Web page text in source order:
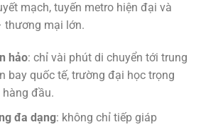
mạch, tuyến metro hiện đại và
thương mại lớn.
hảo: chỉ vài phút di chuyển tới trung
bay quốc tế, trường đại học trọng
đầu.
đa dạng: không chỉ tiếp giáp